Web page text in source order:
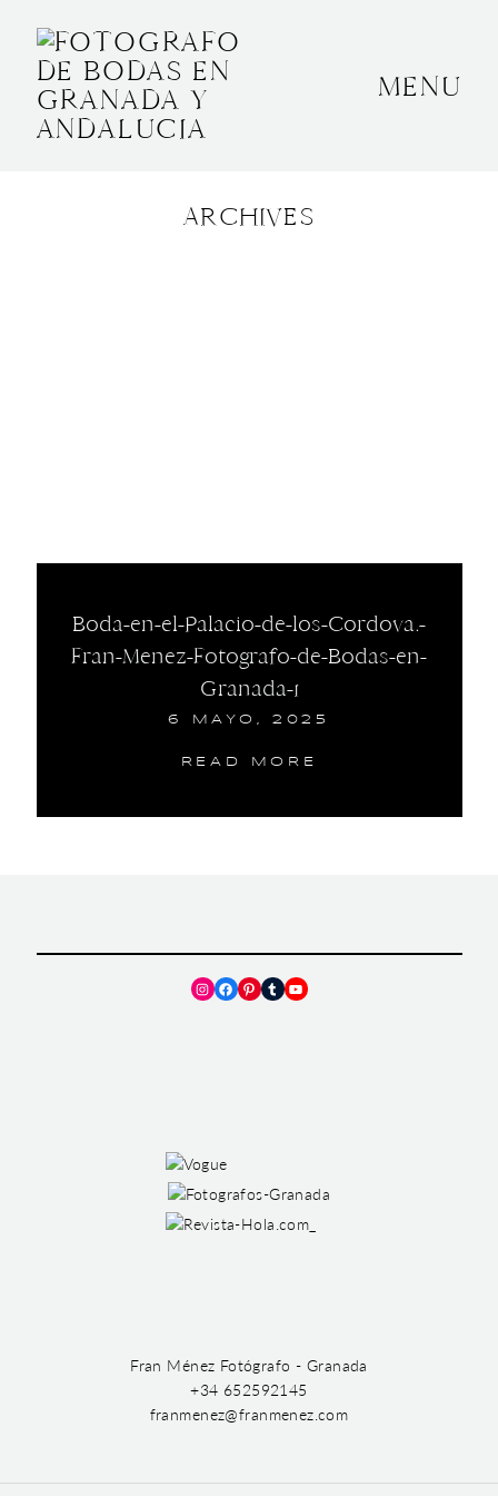
MENU
ARCHIVES
Boda-en-el-Palacio-de-los-Cordova.-
Fran-Menez-Fotografo-de-Bodas-en-
Granada-1
6 MAYO, 2025
READ MORE
BODAS
Instagram
Facebook
Pinterest
TumblrYouTube
Fran Ménez Fotógrafo - Granada
+34 652592145
franmenez@franmenez.com